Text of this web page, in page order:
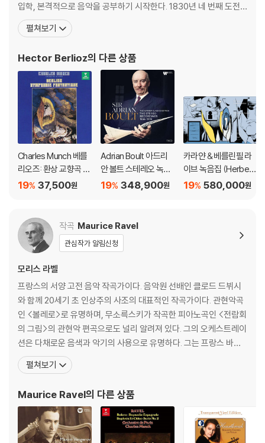
입학, 본격적으로 음악을 공부하기 시작한다. 1830년 네 번째 도전
끝에 칸타타 〈사르다나팔의 죽음La Derniere nuit de Sardanapal
e〉으로 ‘로마 대상’을 수상, 로마 유학의 기회를 얻지만 3년의 기간을
절 작곡가의 후기 현악 사중주
펼쳐보기
Hector Berlioz의 다른 상품
Charles Munch 베를
리오즈: 환상 교향곡 (B
erlioz: Symphonie F
37,500원
19%
Adrian Boult 아드리
안 볼트 스테레오 녹음
전집 (THE Stereo Re
348,900원
19%
카라얀 & 베를린필 라
이브 녹음집 (Herbert
von Karajan / Berline
n 1970-1979) [20S
580,000원
19%
작곡 Maurice Ravel
관심작가 알림신청
모리스 라벨
프랑스의 서양 고전 음악 작곡가이다. 음악원 선배인 클로드 드뷔시
와 함께 20세기 초 인상주의 사조의 대표적인 작곡가이다. 관현악곡
인 <볼레로>로 유명하며, 무소륵스키가 작곡한 피아노곡인 <전람회
의 그림>의 관현악 편곡으로도 널리 알려져 있다. 그의 오케스트레이
션은 다채로운 음색과 악기의 사용으로 유명하다. 그는 프랑스 바스
크 지방의 Ciboure에서 바스크계의 어머니와 스위스인인 아버지로
부터 태어났다. 열 네살이 되자 그의 아버지는 그의 음악적 재능을 키
뛰어난 재능을 보였는데, 재학 중 발표한 <죽은 왕녀를
펼쳐보기
Maurice Ravel의 다른 상품